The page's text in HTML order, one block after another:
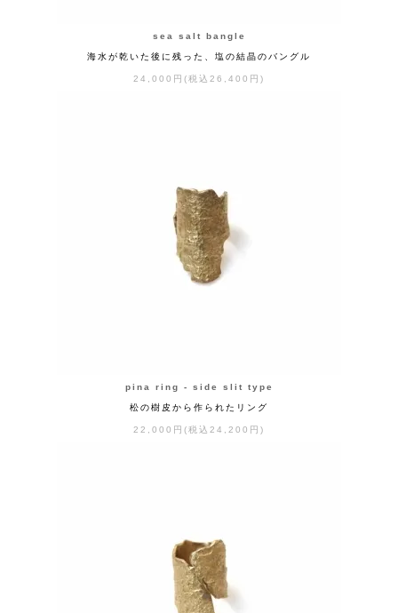
sea salt bangle
海水が乾いた後に残った、塩の結晶のバングル
24,000円(税込26,400円)
pina ring - side slit type
松の樹皮から作られたリング
22,000円(税込24,200円)